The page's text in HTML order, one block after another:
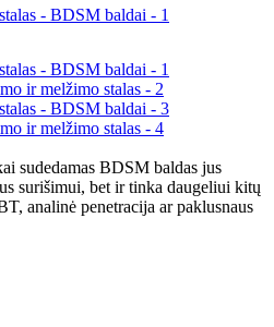
sudedamas BDSM baldas jus
surišimui, bet ir tinka daugeliui kitų
analinė penetracija ar paklusnaus